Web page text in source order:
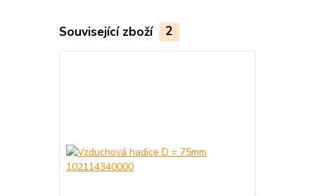
Související zboží 2